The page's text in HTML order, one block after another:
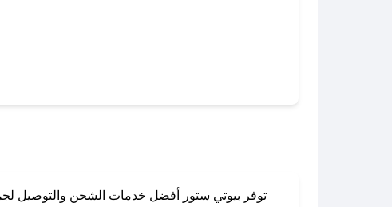
باستخدام تطبيق صحصح، يمكنك العثور بسهولة
لا تقلق! يمكنك التواصل مع
توفر بيوتي ستور أفضل خدمات الشحن والتوصيل